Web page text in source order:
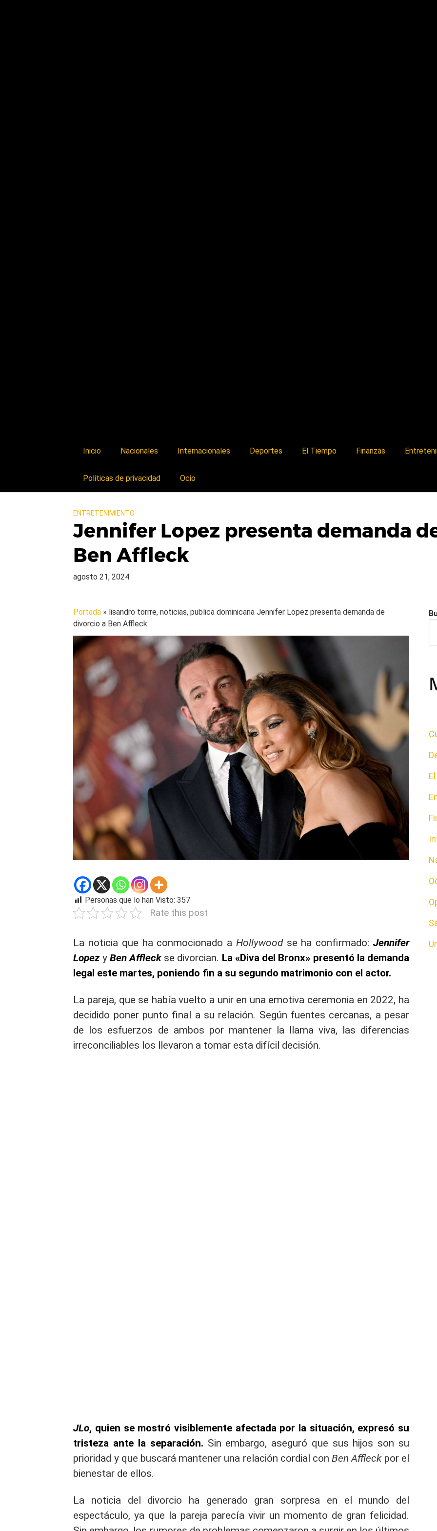
Inicio Nacionales Internacionales Deportes El Tiempo Finanzas
Politicas de privacidad Ocio
ENTRETENIMIENTO
Jennifer Lopez presenta demanda
Ben Affleck
agosto 21, 2024
Portada » lisandro torrre, noticias, publica dominicanaJennifer Lopez presenta demanda de
divorcio a Ben Affleck
Personas que lo han Visto: 357
Rate this post
La noticia que ha conmocionado a Hollywoodse ha confirmado: Jennifer
Lopezy Ben Affleckse divorcian. La «Diva del Bronx» presentó la demanda
legal este martes, poniendo fin a su segundo matrimonio con el actor.
La pareja, que se había vuelto a unir en una emotiva ceremonia en 2022, ha
decidido poner punto final a su relación. Según fuentes cercanas, a pesar
de los esfuerzos de ambos por mantener la llama viva, las diferencias
irreconciliables los llevaron a tomar esta difícil decisión.
JLo, quien se mostró visiblemente afectada por la situación, expresó su
tristeza ante la separación. Sin embargo, aseguró que sus hijos son su
prioridad y que buscará mantener una relación cordial con Ben Affleckpor el
bienestar de ellos.
La noticia del divorcio ha generado gran sorpresa en el mundo del
espectáculo, ya que la pareja parecía vivir un momento de gran felicidad.